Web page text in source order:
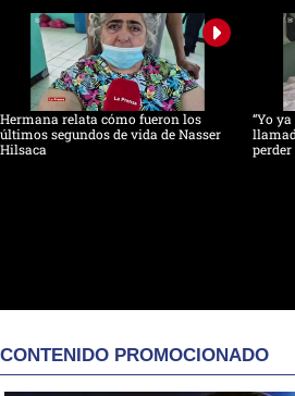
Hermana relata cómo fueron los
últimos segundos de vida de Nasser
Hilsaca
“Yo
CONTENIDO PROMOCIONADO